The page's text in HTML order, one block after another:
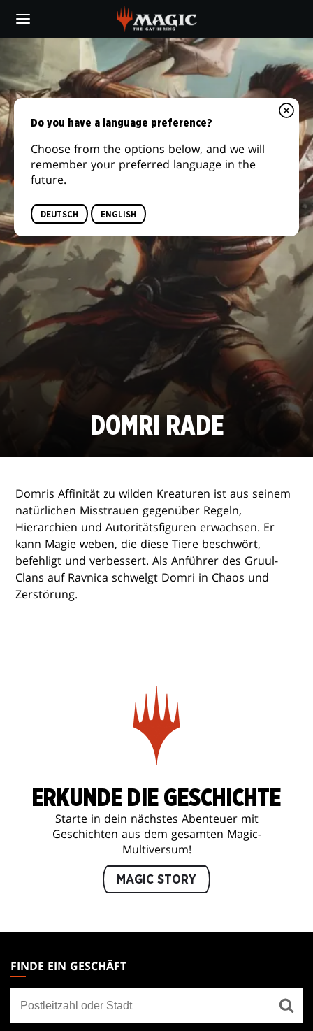
main
DOMRI
RADE
DOMRI RADE
Domris Affinität zu wilden Kreaturen ist aus seinem
natürlichen Misstrauen gegenüber Regeln,
Hierarchien und Autoritätsfiguren erwachsen. Er
kann Magie weben, die diese Tiere beschwört,
befehligt und verbessert. Als Anführer des Gruul-
Clans auf Ravnica schwelgt Domri in Chaos und
Zerstörung.
ERKUNDE DIE GESCHICHTE
Starte in dein nächstes Abenteuer mit
Geschichten aus dem gesamten Magic-
Multiversum!
MAGIC STORY
THE
GATHERING
FOOTER
FINDE EIN GESCHÄFT
ein
Geschäft
Do you have a language preference?
Choose from the options below, and we will
remember your preferred language in the
future.
DEUTSCH ENGLISH